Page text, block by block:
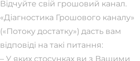
Відчуйте свій грошовий канал.
«Діагностика Грошового каналу»
(«Потоку достатку») дасть вам
відповіді на такі питання:
– У яких стосунках ви з Вашими